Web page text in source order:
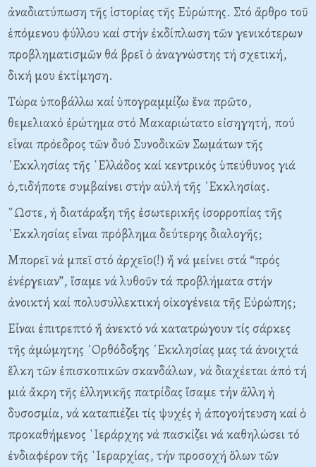
ἀναδιατύπωση τῆς ἱστορίας τῆς Εὐρώπης. Στό ἄρθρο τοῦ
ἑπόμενου φύλλου καί στήν ἐκδίπλωση τῶν γενικότερων
προβληματισμῶν θά βρεῖ ὁ ἀναγνώστης τή σχετική,
δική μου ἐκτίμηση.
Τώρα ὑποβάλλω καί ὑπογραμμίζω ἕνα πρῶτο,
θεμελιακό ἐρώτημα στό Μακαριώτατο εἰσηγητή, πού
εἶναι πρόεδρος τῶν δυό Συνοδικῶν Σωμάτων τῆς
᾿Εκκλησίας τῆς ῾Ελλάδος καί κεντρικός ὑπεύθυνος γιά
ὁ,τιδήποτε συμβαίνει στήν αὐλή τῆς ᾿Εκκλησίας.
῞Ωστε, ἡ διατάραξη τῆς ἐσωτερικῆς ἰσορροπίας τῆς
᾿Εκκλησίας εἶναι πρόβλημα δεύτερης διαλογῆς;
Μπορεῖ νά μπεῖ στό ἀρχεῖο(!) ἤ νά μείνει στά “πρός
ἐνέργειαν”, ἴσαμε νά λυθοῦν τά προβλήματα στήν
ἀνοικτή καί πολυσυλλεκτική οἰκογένεια τῆς Εὐρώπης;
Εἶναι ἐπιτρεπτό ἤ ἀνεκτό νά κατατρώγουν τίς σάρκες
τῆς ἀμώμητης ᾿Ορθόδοξης ᾿Εκκλησίας μας τά ἀνοιχτά
ἕλκη τῶν ἐπισκοπικῶν σκανδάλων, νά διαχέεται ἀπό τή
μιά ἄκρη τῆς ἑλληνικῆς πατρίδας ἴσαμε τήν ἄλλη ἡ
δυσοσμία, νά καταπιέζει τίς ψυχές ἡ ἀπογοήτευση καί ὁ
προκαθήμενος ῾Ιεράρχης νά πασκίζει νά καθηλώσει τό
ἐνδιαφέρον τῆς ῾Ιεραρχίας, τήν προσοχή ὅλων τῶν